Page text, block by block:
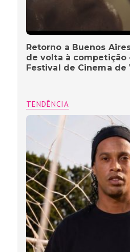
Retorno a Buenos
de volta à competição
Festival de Cinema de
TENDÊNCIA